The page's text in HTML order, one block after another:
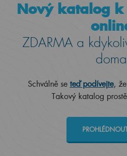
Nový katalog
ZDARMA a
doma
Schválně se teď podívejte,
Takový katalog